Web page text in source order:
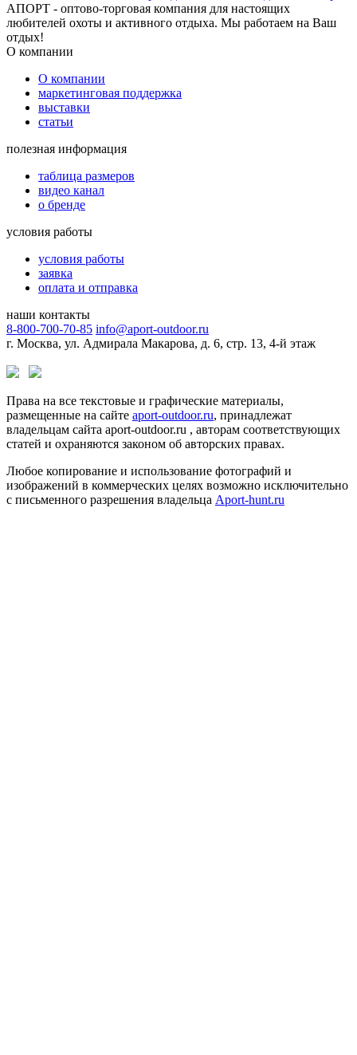
АПОРТ - оптово-торговая компания для настоящих
любителей охоты и активного отдыха. Мы работаем на Ваш
отдых!
О компании
О компании
маркетинговая поддержка
выставки
статьи
полезная информация
таблица размеров
видео канал
о бренде
условия работы
условия работы
заявка
оплата и отправка
наши контакты
8-800-700-70-85 info@aport-outdoor.ru
г. Москва, ул. Адмирала Макарова, д. 6, стр. 13, 4-й этаж
Права на все текстовые и графические материалы,
размещенные на сайте aport-outdoor.ru, принадлежат
владельцам сайта aport-outdoor.ru , авторам соответствующих
статей и охраняются законом об авторских правах.
Любое копирование и использование фотографий и
изображений в коммерческих целях возможно исключительно
с письменного разрешения владельца Aport-hunt.ru